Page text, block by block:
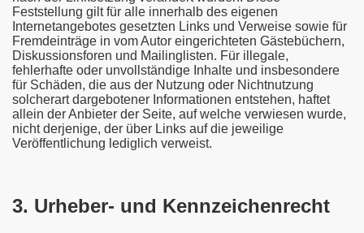
Feststellung gilt für alle innerhalb des eigenen
Internetangebotes gesetzten Links und Verweise sowie für
Fremdeinträge in vom Autor eingerichteten Gästebüchern,
Diskussionsforen und Mailinglisten. Für illegale,
fehlerhafte oder unvollständige Inhalte und insbesondere
für Schäden, die aus der Nutzung oder Nichtnutzung
solcherart dargebotener Informationen entstehen, haftet
allein der Anbieter der Seite, auf welche verwiesen wurde,
nicht derjenige, der über Links auf die jeweilige
Veröffentlichung lediglich verweist.
3. Urheber- und Kennzeichenrecht